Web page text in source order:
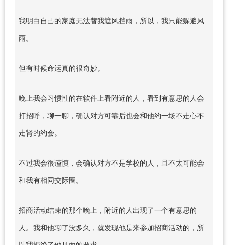
我明白自己的家庭无法替我遮风挡雨，所以，我只能躲避风
雨。
但有时候命运真的很奇妙。
晚上我会习惯性的在软件上看附近的人，看到有意思的人会
打招呼，聊一聊，确认对方可靠后也会和他约一场不走心不
走肾的约会。
不过我会很谨慎，会确认对方不是学校的人，且不太可能会
和我有相同交际圈。
招商活动结束的那个晚上，附近的人出现了一个有意思的
人。我和他聊了没多久，就发现他是来参加招商活动的，所